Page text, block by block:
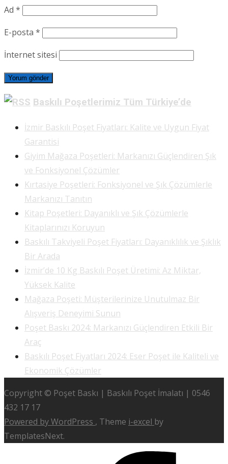
Ad *
E-posta *
İnternet sitesi
Baskılı Poşetlerimiz Tüm Türkiye’de
İzmir Baskılı Poşet Fiyatları: Kalite ve Uygun Fiyat
Garantisi
Giyim Mağaza Poşetleri: Markanızı Güçlendiren Şık
ve Fonksiyonel Çözümler
Kırtasiye Poşetleri: Fonksiyonel ve Şık Çözümlerle
Markanızı Tanıtın
Kitap Poşetleri: Dayanıklı ve Şık Çözümlerle
Kitaplarınızı Koruyun
Baskılı Takviyeli Poşet Fiyatları: Dayanıklılık ve Şıklık
Bir Arada
İzmir’de 10 Kg Baskılı Poşet Üretimi: Az Miktar,
Yüksek Kalite
Mağaza Poşeti: Müşterilerinize Unutulmaz Bir
Alışveriş Deneyimi Sunun
Poşet Baskı 2024: Markanızı Güçlendiren Etkili Bir
Araç
Baskılı Poşet Fiyatları 2024: Eser Poşet ile Kaliteli ve
Ekonomik Çözümler
Copyright © Poşet Baskı | Baskılı Poşet İmalatı | 0546
432 17 17
Powered by WordPress , Theme i-excel by
TemplatesNext.